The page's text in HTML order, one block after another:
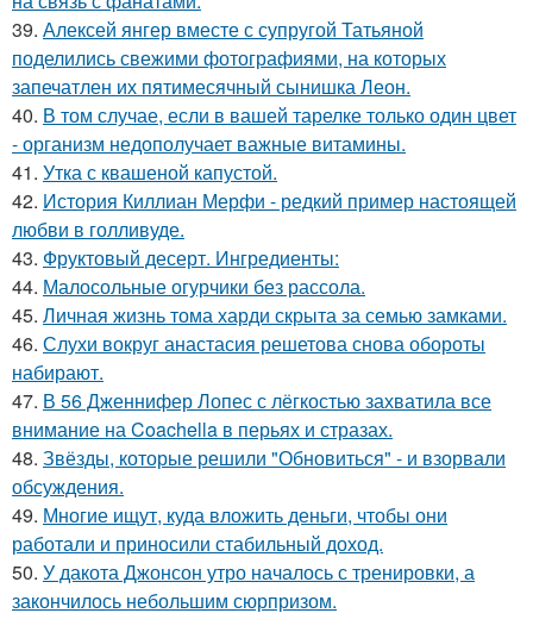
39. Алексей янгер вместе с супругой Татьяной
поделились свежими фотографиями, на которых
запечатлен их пятимесячный сынишка Леон.
40. В том случае, если в вашей тарелке только один цвет
- организм недополучает важные витамины.
41. Утка с квашеной капустой.
42. История Киллиан Мерфи - редкий пример настоящей
любви в голливуде.
43. Фруктовый десерт. Ингредиенты:
44. Малосольные огурчики без рассола.
45. Личная жизнь тома харди скрыта за семью замками.
46. Слухи вокруг анастасия решетова снова обороты
набирают.
47. В 56 Дженнифер Лопес с лёгкостью захватила все
внимание на Coachella в перьях и стразах.
48. Звёзды, которые решили "Обновиться" - и взорвали
обсуждения.
49. Многие ищут, куда вложить деньги, чтобы они
работали и приносили стабильный доход.
50. У дакота Джонсон утро началось с тренировки, а
закончилось небольшим сюрпризом.